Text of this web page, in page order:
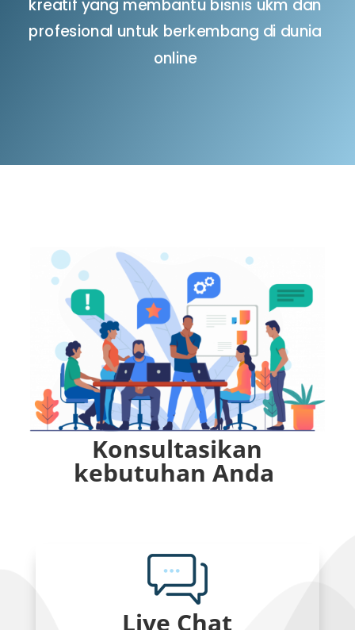
kreatif yang membantu bisnis ukm dan
profesional untuk berkembang di dunia
online
Konsultasikan
kebutuhan Anda
Live Chat